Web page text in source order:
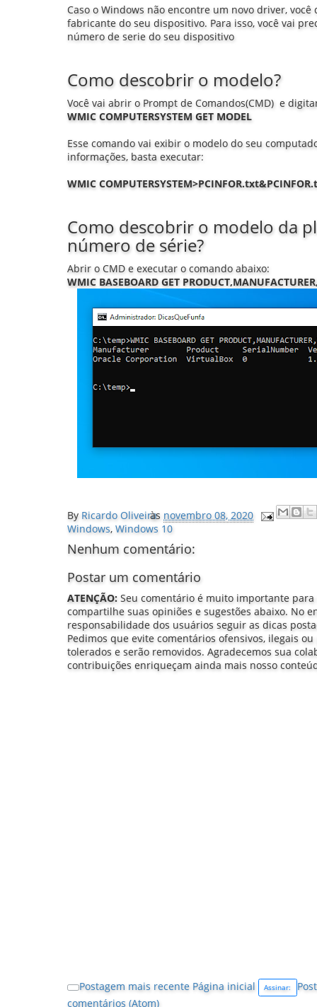
Caso o Windows não encontre um novo driver,
fabricante do seu dispositivo. Para isso, você vai
número de serie do seu dispositivo
Como descobrir o modelo?
Você vai abrir o Prompt de Comandos(CMD) e
WMIC COMPUTERSYSTEM GET MODEL
Esse comando vai exibir o modelo do seu
informações, basta executar:
WMIC
Como descobrir o modelo da
número de série?
Abrir o CMD e executar o comando abaixo:
WMIC BASEBOARD GET
By Ricardo Oliveira
às novembro 08, 2020
Windows, Windows 10
Nenhum comentário:
Postar um comentário
ATENÇÃO: Seu comentário é muito importante para
compartilhe suas opiniões e sugestões abaixo. No
responsabilidade dos usuários seguir as dicas
Pedimos que evite comentários ofensivos, ilegais
tolerados e serão removidos. Agradecemos sua
contribuições enriqueçam ainda mais nosso
Postagem mais recente Página inicial Assinar:
comentários (Atom)